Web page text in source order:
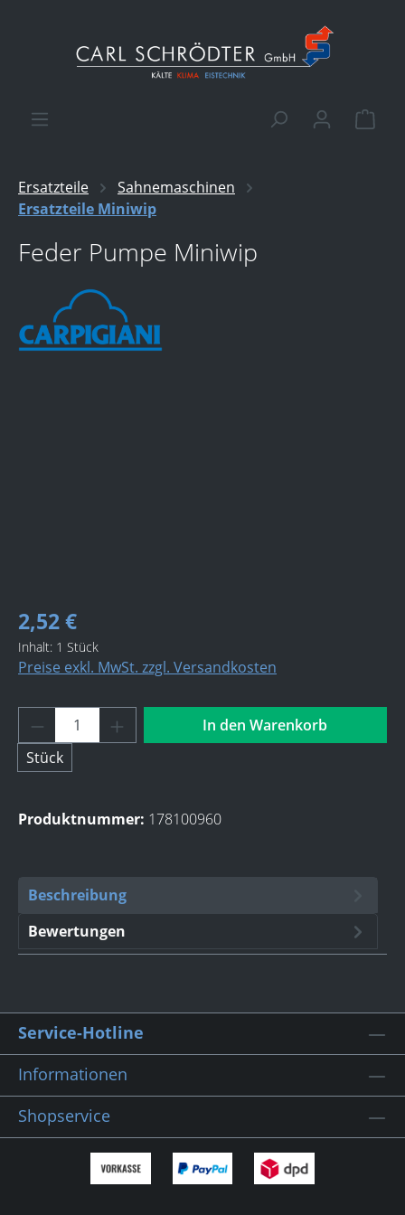
Ersatzteile
Sahnemaschinen
Ersatzteile Miniwip
Feder Pumpe Miniwip
2,52 €
Inhalt: 1 Stück
Preise exkl. MwSt. zzgl. Versandkosten
Produkt Anzahl: Gib den gewünschten
Stück
In den Warenkorb
Produktnummer: 178100960
Beschreibung
Bewertungen
Service-Hotline
Informationen
Shopservice